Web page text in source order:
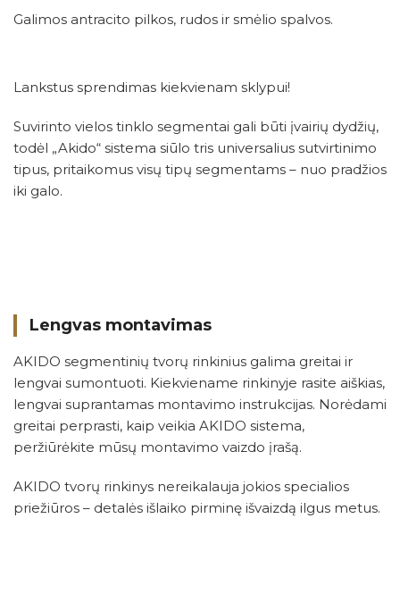
Galimos antracito pilkos, rudos ir smėlio spalvos.
Lankstus sprendimas kiekvienam sklypui!
Suvirinto vielos tinklo segmentai gali būti įvairių dydžių,
todėl „Akido“ sistema siūlo tris universalius sutvirtinimo
tipus, pritaikomus visų tipų segmentams – nuo pradžios
iki galo.
Lengvas montavimas
AKIDO segmentinių tvorų rinkinius galima greitai ir
lengvai sumontuoti. Kiekviename rinkinyje rasite aiškias,
lengvai suprantamas montavimo instrukcijas. Norėdami
greitai perprasti, kaip veikia AKIDO sistema,
peržiūrėkite mūsų montavimo vaizdo įrašą.
AKIDO tvorų rinkinys nereikalauja jokios specialios
priežiūros – detalės išlaiko pirminę išvaizdą ilgus metus.